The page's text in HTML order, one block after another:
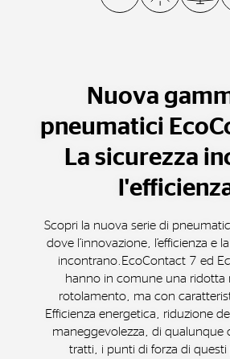
Nuova
pneumatici
La sicurezza
Scopri la nuova serie di
dove l’innovazione, l’efficienza e
incontrano.EcoContact 7 ed
hanno in comune una ridotta
rotolamento, ma con
Efficienza energetica, riduzione
maneggevolezza, di qualunque
tratti, i punti di forza di